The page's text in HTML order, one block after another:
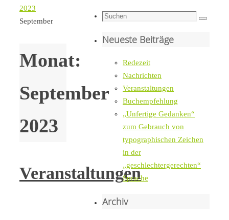
Startseite
2023
September
Monat:
September
2023
Veranstaltungen
Suche
Suchen
Neueste Beiträge
Redezeit
Nachrichten
Veranstaltungen
Buchempfehlung
„Unfertige Gedanken“
zum Gebrauch von
typographischen Zeichen
in der
„geschlechtergerechten“
Sprache
Archiv